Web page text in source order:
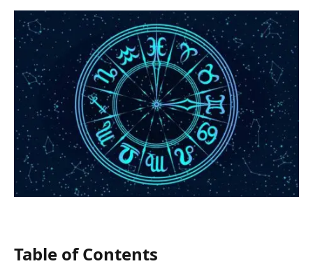
Table of Contents